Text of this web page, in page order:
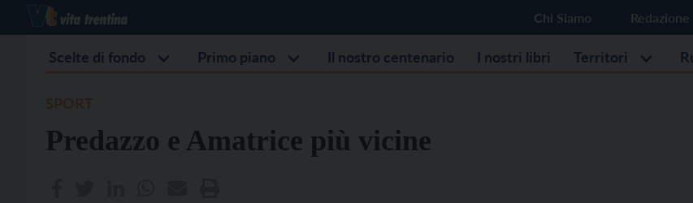
Chi Siamo Redazione
Scelte di fondo Primo piano Il nostro centenario I nostri libri Territori
Predazzo e Amatrice più vicine